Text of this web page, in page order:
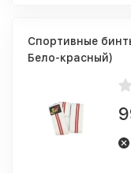
Спортивные
Бело-красный)